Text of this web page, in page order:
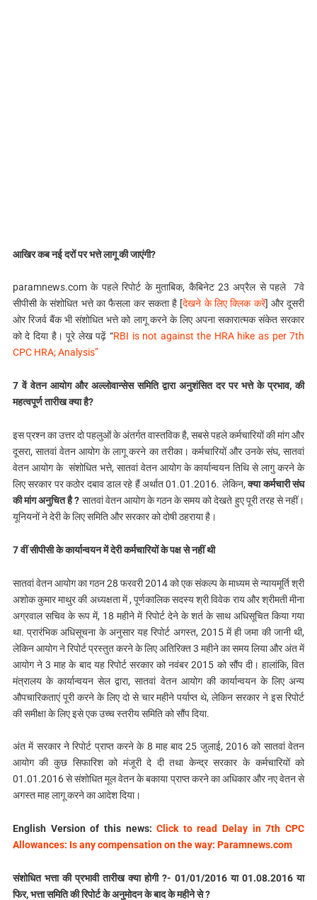
आखिर कब नई दरों पर भत्ते लागू की जाएंगी?
paramnews.com के पहले रिपोर्ट के मुताबिक, कैबिनेट 23 अप्रैल से पहले 7वे
सीपीसी के संशोधित भत्ते का फैसला कर सकता है [देखने के लिए क्लिक करें] और दूसरी
ओर रिजर्व बैंक भी संशोधित भत्ते को लागू करने के लिए अपना सकारात्मक संकेत सरकार
को दे दिया है। पूरे लेख पढ़ें “RBI is not against the HRA hike as per 7th
CPC HRA; Analysis”
7 वें वेतन आयोग और अल्लोवान्सेस समिति द्वारा अनुशंसित दर पर भत्ते के प्रभाव, की
महत्वपूर्ण तारीख क्या है?
इस प्रश्न का उत्तर दो पहलुओं के अंतर्गत वास्तविक है, सबसे पहले कर्मचारियों की मांग और
दूसरा, सातवां वेतन आयोग के लागू करने का तरीका। कर्मचारियों और उनके संघ, सातवां
वेतन आयोग के संशोधित भत्ते, सातवां वेतन आयोग के कार्यान्वयन तिथि से लागु करने के
लिए सरकार पर कठोर दबाव डाल रहे हैं अर्थात 01.01.2016. लेकिन,क्या कर्मचारी संघ
की मांग अनुचित है ? सातवां वेतन आयोग के गठन के समय को देखते हुए पूरी तरह से नहीं।
यूनियनों ने देरी के लिए समिति और सरकार को दोषी ठहराया है।
7 वीं सीपीसी के कार्यान्वयन में देरी कर्मचारियों के पक्ष से नहीं थी
सातवां वेतन आयोग का गठन 28 फरवरी 2014 को एक संकल्प के माध्यम से न्यायमूर्ति श्री
अशोक कुमार माथुर की अध्यक्षता में , पूर्णकालिक सदस्य श्री विवेक राय और श्रीमती मीना
अग्रवाल सचिव के रूप में, 18 महीने में रिपोर्ट देने के शर्त के साथ अधिसूचित किया गया
था. प्रारंभिक अधिसूचना के अनुसार यह रिपोर्ट अगस्त, 2015 में ही जमा की जानी थी,
लेकिन आयोग ने रिपोर्ट प्रस्तुत करने के लिए अतिरिक्त 3 महीने का समय लिया और अंत में
आयोग ने 3 माह के बाद यह रिपोर्ट सरकार को नवंबर 2015 को सौंप दी। हालांकि, वित
मंत्रालय के कार्यान्वयन सेल द्वारा, सातवां वेतन आयोग की कार्यान्वयन के लिए अन्य
औपचारिकताएं पूरी करने के लिए दो से चार महीने पर्याप्त थे, लेकिन सरकार ने इस रिपोर्ट
की समीक्षा के लिए इसे एक उच्च स्तरीय समिति को सौंप दिया.
अंत में सरकार ने रिपोर्ट प्राप्त करने के 8 माह बाद 25 जुलाई, 2016 को सातवां वेतन
आयोग की कुछ सिफारिश को मंजूरी दे दी तथा केन्द्र सरकार के कर्मचारियों को
01.01.2016 से संशोधित मूल वेतन के बकाया प्राप्त करने का अधिकार और नए वेतन से
अगस्त माह लागू करने का आदेश दिया।
English Version of this news:Click to read Delay in 7th CPC
Allowances: Is any compensation on the way: Paramnews.com
संशोधित भत्ता की प्रभावी तारीख क्या होगी ?- 01/01/2016 या 01.08.2016 या
फिर, भत्ता समिति की रिपोर्ट के अनुमोदन के बाद के महीने से ?